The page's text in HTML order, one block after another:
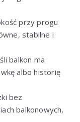
przy progu
stabilne i
balkon ma
albo historię
bez
balkonowych,